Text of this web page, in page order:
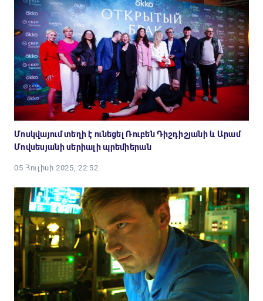
Մոսկվայում տեղի է ունեցել Ռուբեն Դիշդիշյանի և Արամ
Մովսեսյանի սերիալի պրեմիերան
05 Հուլիսի 2025, 22:52